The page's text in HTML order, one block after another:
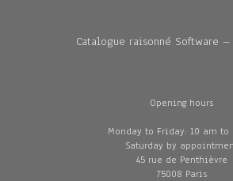
Catalogue raisonné Software –
Opening hours
Monday to Friday: 10 am to
Saturday by
45 rue de Penthièvre
75008 Paris